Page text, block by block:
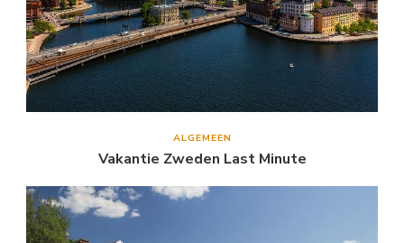
ALGEMEEN
Vakantie Zweden Last Minute